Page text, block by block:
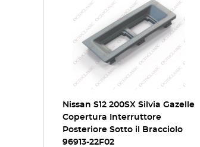
Nissan S12 200SX Silvia Gazelle
Copertura Interruttore
Posteriore Sotto il Bracciolo
96913-22F02